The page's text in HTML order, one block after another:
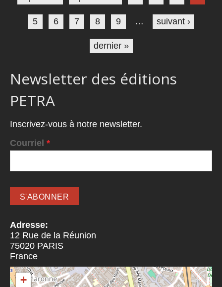
5 6 7 8 9 … suivant ›
dernier »
Newsletter des éditions
PETRA
Inscrivez-vous à notre newsletter.
Courriel *
Adresse:
12 Rue de la Réunion
75020 PARIS
France
+